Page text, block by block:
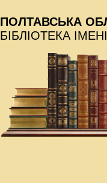
ПОЛТАВСЬКА
БІБЛІОТЕКА